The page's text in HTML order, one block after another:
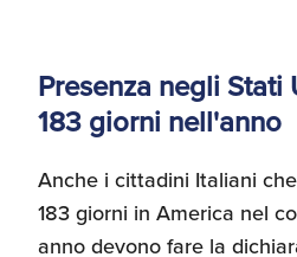
Presenza negli
183 giorni nell'anno
Anche i cittadini Italiani
183 giorni in America nel
anno devono fare la